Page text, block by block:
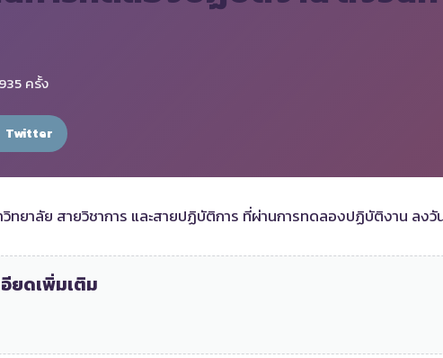
ครั้ง
Twitter
วิทยาลัย สายวิชาการ และสายปฏิบัติการ ที่ผ่านการทดลองปฏิบัติงาน ล
ยดเพิ่มเติม